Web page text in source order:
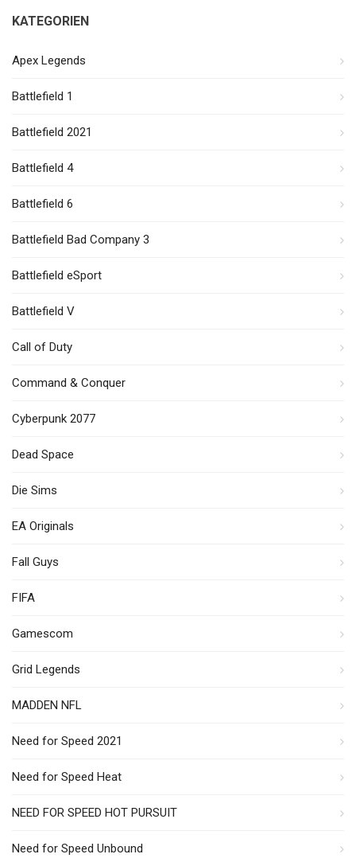
KATEGORIEN
Apex Legends
Battlefield 1
Battlefield 2021
Battlefield 4
Battlefield 6
Battlefield Bad Company 3
Battlefield eSport
Battlefield V
Call of Duty
Command & Conquer
Cyberpunk 2077
Dead Space
Die Sims
EA Originals
Fall Guys
FIFA
Gamescom
Grid Legends
MADDEN NFL
Need for Speed 2021
Need for Speed Heat
NEED FOR SPEED HOT PURSUIT
Need for Speed Unbound